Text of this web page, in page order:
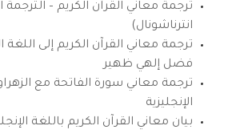
ترجمة معاني القرآن الكريم – الترجمة
انترناشونال)
ترجمة معاني القرآن الكريم إلى اللغة
فضل إلهي ظهير
ترجمة معاني سورة الفاتحة مع
الإنجليزية
بيان معاني القرآن الكريم باللغة